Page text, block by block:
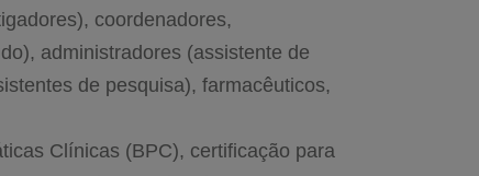
coordenadores,
administradores (assistente de
de pesquisa), farmacêuticos,
Clínicas (BPC), certificação para